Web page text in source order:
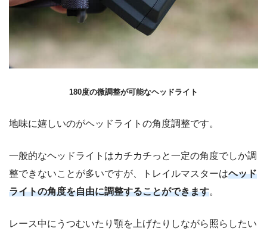
180度の微調整が可能なヘッドライト
地味に嬉しいのがヘッドライトの角度調整です。
一般的なヘッドライトはカチカチっと一定の角度でしか調
整できないことが多いですが、トレイルマスターはヘッド
ライトの角度を自由に調整することができます。
レース中にうつむいたり顎を上げたりしながら照らしたい